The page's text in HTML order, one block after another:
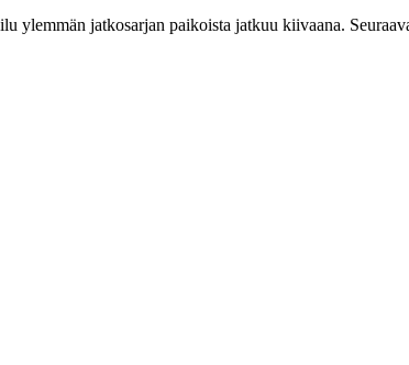
ylemmän jatkosarjan paikoista jatkuu kiivaana.